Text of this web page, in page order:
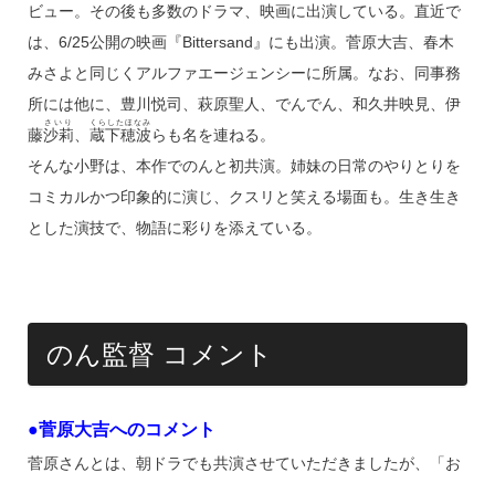
ビュー。その後も多数のドラマ、映画に出演している。直近で
は、6/25公開の映画『Bittersand』にも出演。菅原大吉、春木
みさよと同じくアルファエージェンシーに所属。なお、同事務
所には他に、豊川悦司、萩原聖人、でんでん、和久井映見、伊
藤沙莉
さいり
蔵下穂波
くらしたほなみ
らも名を連ねる。
そんな小野は、本作でのんと初共演。姉妹の日常のやりとりを
コミカルかつ印象的に演じ、クスリと笑える場面も。生き生き
とした演技で、物語に彩りを添えている。
のん監督 コメント
●菅原大吉へのコメント
菅原さんとは、朝ドラでも共演させていただきましたが、「お